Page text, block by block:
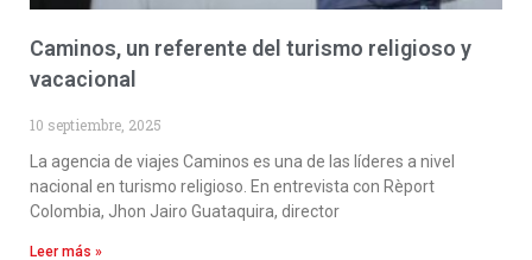
Caminos, un referente del turismo religioso y
vacacional
10 septiembre, 2025
La agencia de viajes Caminos es una de las líderes a nivel
nacional en turismo religioso. En entrevista con Rèport
Colombia, Jhon Jairo Guataquira, director
Leer más »